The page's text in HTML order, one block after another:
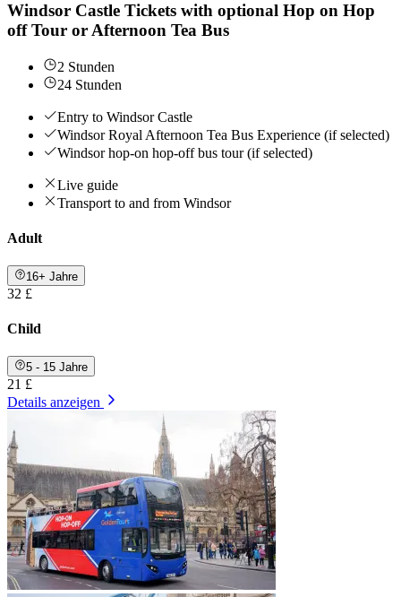
Windsor Castle Tickets with optional Hop on Hop
off Tour or Afternoon Tea Bus
2 Stunden
24 Stunden
Entry to Windsor Castle
Windsor Royal Afternoon Tea Bus Experience (if selected)
Windsor hop-on hop-off bus tour (if selected)
Live guide
Transport to and from Windsor
Adult
16+ Jahre
32 £
Child
5 - 15 Jahre
21 £
Details anzeigen